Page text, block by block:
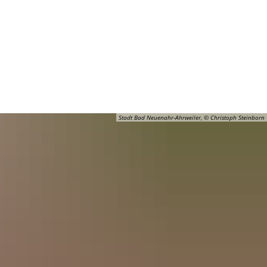
Stadt Bad Neuenahr-Ahrweiler, © Christoph Steinborn